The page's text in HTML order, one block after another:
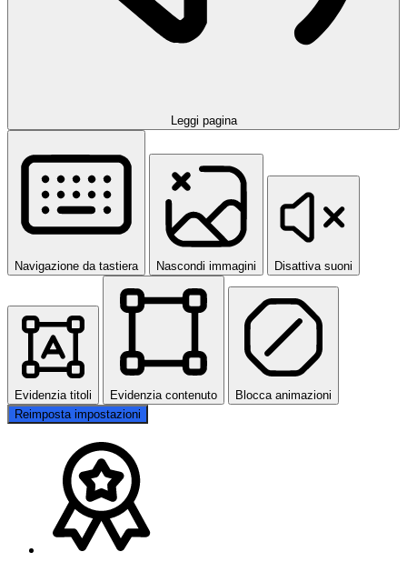
Leggi pagina
Navigazione da tastiera Nascondi immagini Disattiva suoni
Evidenzia titoli Evidenzia contenuto
Blocca animazioni
Reimposta impostazioni